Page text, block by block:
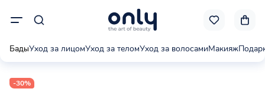
БадыУход за лицомУход за теломУход за волосамиМакияж
-30%